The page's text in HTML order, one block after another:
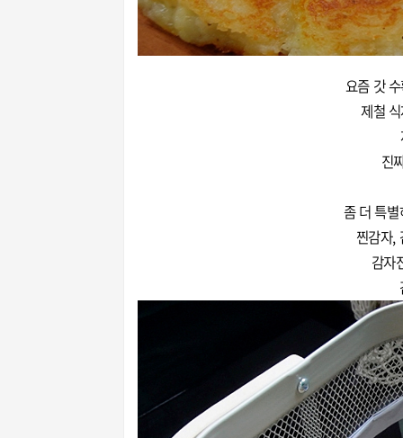
요즘 갓
제철
진
좀 더 특
찐감자,
감자